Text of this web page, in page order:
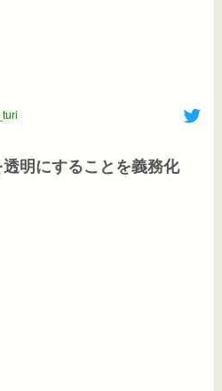
明にすることを義務化